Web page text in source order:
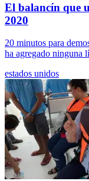
El balancín que
2020
20 minutos para
ha agregado ninguna
estados unidos